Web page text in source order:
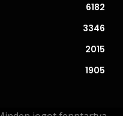
6182
3346
2015
1905